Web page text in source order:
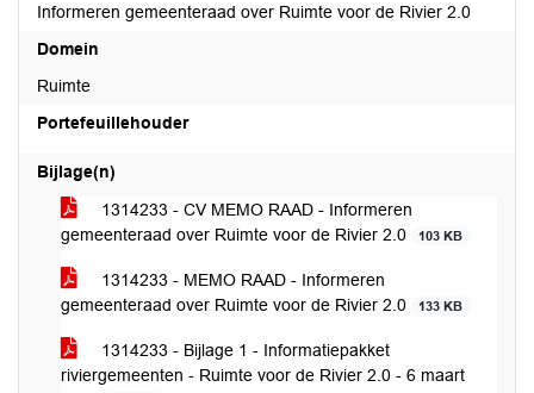
Informeren gemeenteraad over Ruimte voor de Rivier 2.0
Domein
Ruimte
Portefeuillehouder
Bijlage(n)
1314233 - CV MEMO RAAD - Informeren
gemeenteraad over Ruimte voor de Rivier 2.0
103 KB
1314233 - MEMO RAAD - Informeren
gemeenteraad over Ruimte voor de Rivier 2.0
133 KB
1314233 - Bijlage 1 - Informatiepakket
riviergemeenten - Ruimte voor de Rivier 2.0 - 6 maart